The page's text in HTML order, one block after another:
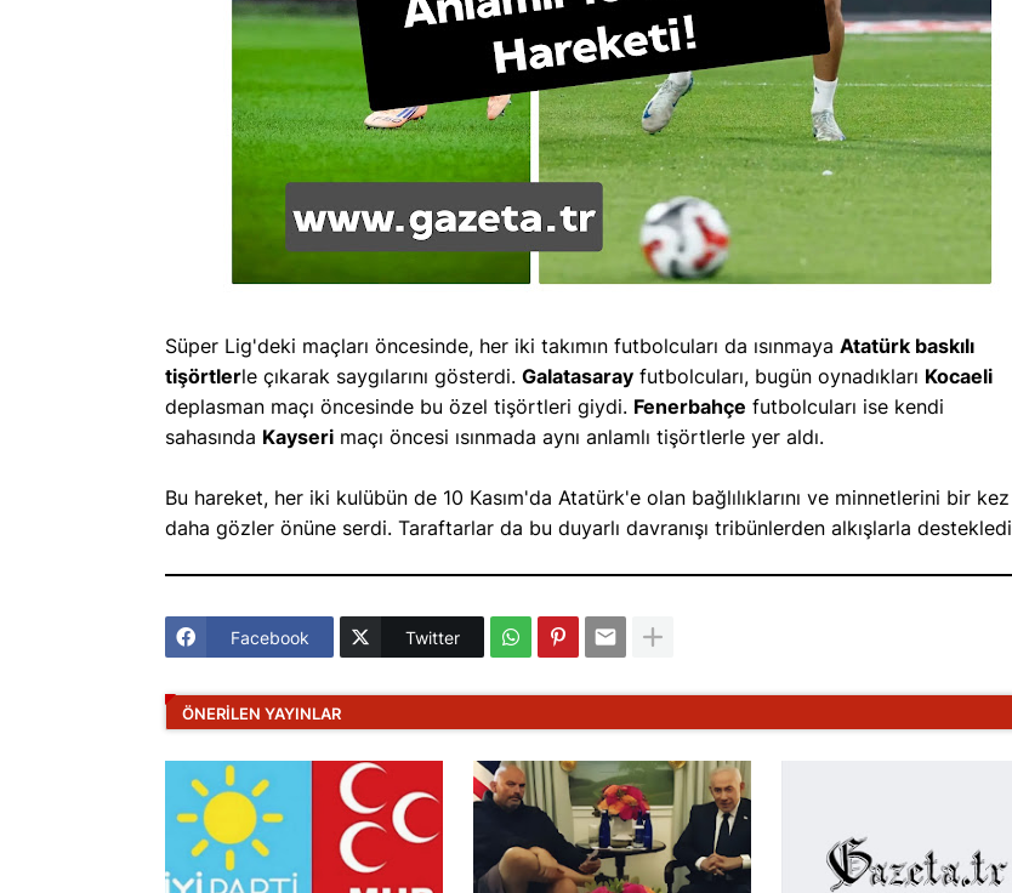
Süper Lig'deki maçları öncesinde, her iki takımın futbolcuları da ısınmaya Atatürk baskılı
tişörtlerle çıkarak saygılarını gösterdi. Galatasarayfutbolcuları, bugün oynadıkları Kocaeli
deplasman maçı öncesinde bu özel tişörtleri giydi. Fenerbahçe futbolcuları ise kendi
sahasında Kayserimaçı öncesi ısınmada aynı anlamlı tişörtlerle yer aldı.
Bu hareket, her iki kulübün de 10 Kasım'da Atatürk'e olan bağlılıklarını ve minnetlerini bir kez
daha gözler önüne serdi. Taraftarlar da bu duyarlı davranışı tribünlerden alkışlarla destekledi
Facebook Twitter
ÖNERILEN YAYINLAR